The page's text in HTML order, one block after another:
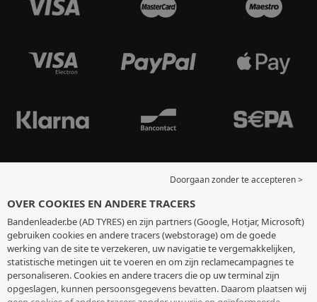
Doorgaan zonder te accepteren >
OVER COOKIES EN ANDERE TRACERS
Bandenleader.be (AD TYRES) en zijn partners (Google, Hotjar, Microsoft)
gebruiken cookies en andere tracers (webstorage) om de goede
werking van de site te verzekeren, uw navigatie te vergemakkelijken,
statistische metingen uit te voeren en om zijn reclamecampagnes te
personaliseren. Cookies en andere tracers die op uw terminal zijn
opgeslagen, kunnen persoonsgegevens bevatten. Daarom plaatsen wij